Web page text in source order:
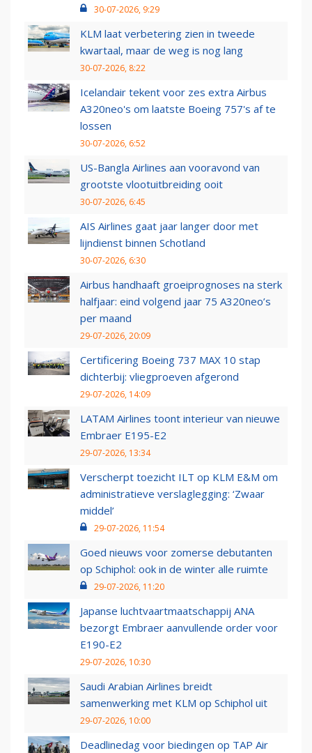
30-07-2026, 9:29
KLM laat verbetering zien in tweede
kwartaal, maar de weg is nog lang
30-07-2026, 8:22
Icelandair tekent voor zes extra Airbus
A320neo's om laatste Boeing 757's af te
lossen
30-07-2026, 6:52
US-Bangla Airlines aan vooravond van
grootste vlootuitbreiding ooit
30-07-2026, 6:45
AIS Airlines gaat jaar langer door met
lijndienst binnen Schotland
30-07-2026, 6:30
Airbus handhaaft groeiprognoses na sterk
halfjaar: eind volgend jaar 75 A320neo’s
per maand
29-07-2026, 20:09
Certificering Boeing 737 MAX 10 stap
dichterbij: vliegproeven afgerond
29-07-2026, 14:09
LATAM Airlines toont interieur van nieuwe
Embraer E195-E2
29-07-2026, 13:34
Verscherpt toezicht ILT op KLM E&M om
administratieve verslaglegging: ‘Zwaar
middel’
29-07-2026, 11:54
Goed nieuws voor zomerse debutanten
op Schiphol: ook in de winter alle ruimte
29-07-2026, 11:20
Japanse luchtvaartmaatschappij ANA
bezorgt Embraer aanvullende order voor
E190-E2
29-07-2026, 10:30
Saudi Arabian Airlines breidt
samenwerking met KLM op Schiphol uit
29-07-2026, 10:00
Deadlinedag voor biedingen op TAP Air